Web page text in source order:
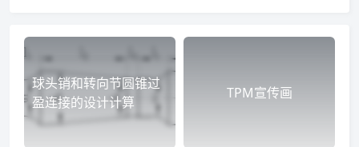
球头销和转向节圆锥过
盈连接的设计计算
TPM宣传画